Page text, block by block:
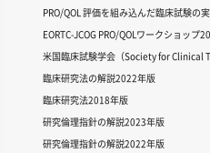
PRO/QOL 評価を組み込んだ臨床試験の
EORTC-JCOG PRO/QOLワークショップ
米国臨床試験学会（Society for Clinical
臨床研究法の解説2022年版
臨床研究法2018年版
研究倫理指針の解説2023年版
研究倫理指針の解説2022年版